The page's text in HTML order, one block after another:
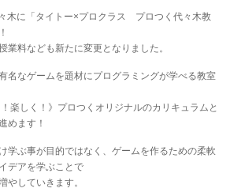
木に「タイトー×プロクラス プロつく代々木教
業料なども新たに変更となりました。
名なゲームを題材にプログラミングが学べる教室
楽しく！》プロつくオリジナルのカリキュラムと
めます！
学ぶ事が目的ではなく、ゲームを作るための柔軟
デアを学ぶことで
やしていきます。